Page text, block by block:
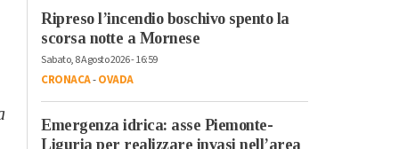
Ripreso l’incendio boschivo spento la
scorsa notte a Mornese
Sabato, 8 Agosto 2026 - 16:59
CRONACA-OVADA
Emergenza idrica: asse Piemonte-
Liguria per realizzare invasi nell’area